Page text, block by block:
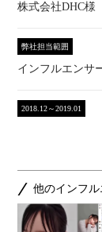
株式会社DHC様
弊社担当範囲
インフルエンサ
2018.12～2019.01
他のインフ